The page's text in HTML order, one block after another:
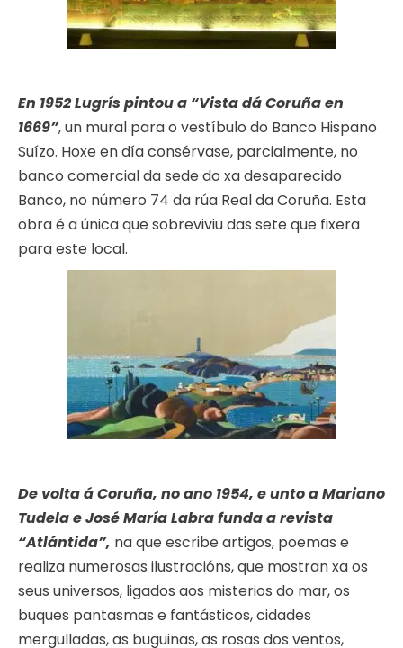
En 1952 Lugrís pintou a “Vista dá Coruña en
1669”, un mural para o vestíbulo do Banco Hispano
Suízo. Hoxe en día consérvase, parcialmente, no
banco comercial da sede do xa desaparecido
Banco, no número 74 da rúa Real da Coruña. Esta
obra é a única que sobreviviu das sete que fixera
para este local.
De volta á Coruña, no ano 1954, e unto a Mariano
Tudela e José María Labra funda a revista
“Atlántida”, na que escribe artigos, poemas e
realiza numerosas ilustracións, que mostran xa os
seus universos, ligados aos misterios do mar, os
buques pantasmas e fantásticos, cidades
mergulladas, as buguinas, as rosas dos ventos,